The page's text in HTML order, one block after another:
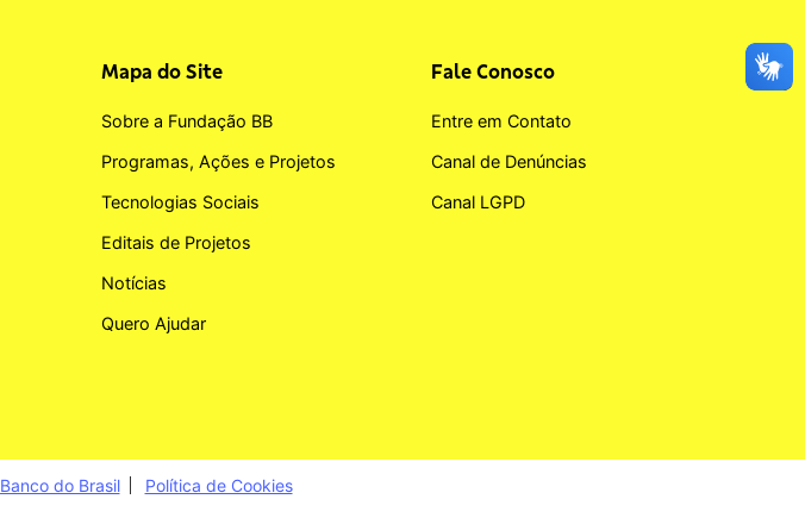
Mapa do Site
Sobre a Fundação BB
Programas, Ações e Projetos
Tecnologias Sociais
Editais de Projetos
Notícias
Quero Ajudar
Fale Conosco
Entre em Contato
Canal de Denúncias
Canal LGPD
Banco do Brasil Política de Cookies